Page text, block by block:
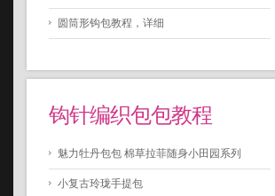
圆筒形钩包教程，详细
钩针编织包包教程
魅力牡丹包包 棉草拉菲随身小田园系列
小复古玲珑手提包